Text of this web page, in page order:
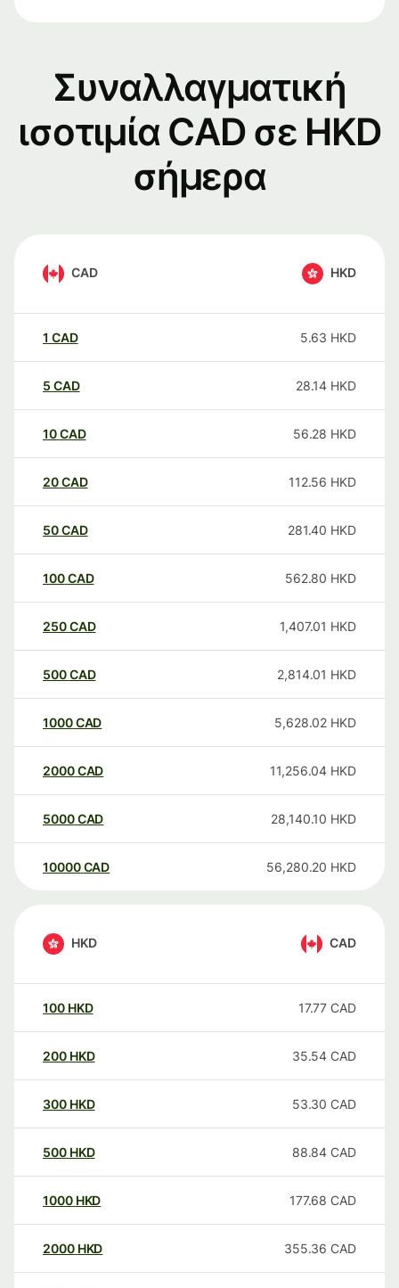
Συναλλαγματική
ισοτιμία CAD σε HKD
σήμερα
CAD HKD
1 CAD 5.63 HKD
5 CAD 28.14 HKD
10CAD 56.28 HKD
20CAD 112.56 HKD
50CAD 281.40 HKD
100CAD 562.80 HKD
250CAD 1,407.01 HKD
500CAD 2,814.01 HKD
1000CAD 5,628.02 HKD
2000CAD 11,256.04 HKD
5000CAD 28,140.10 HKD
10000 CAD 56,280.20 HKD
HKD CAD
100 HKD 17.77 CAD
200 HKD 35.54 CAD
300 HKD 53.30 CAD
500 HKD 88.84 CAD
1000 HKD 177.68 CAD
2000 HKD 355.36 CAD